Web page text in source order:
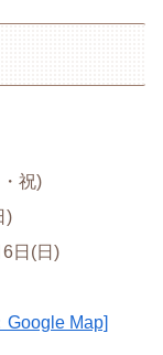
祝)
)
日(日)
Google Map]